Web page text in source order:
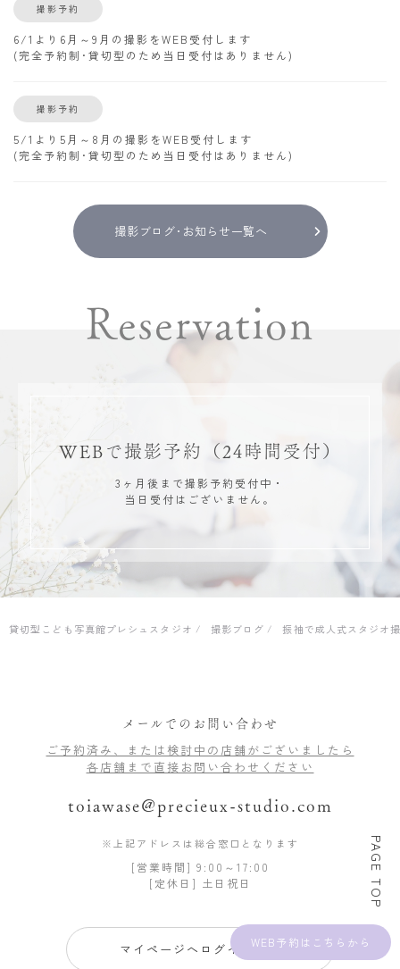
WEB予約
撮影予約
6/1より6月～9月の撮影をWEB受付します
(完全予約制･貸切型のため当日受付はありません)
撮影予約
5/1より5月～8月の撮影をWEB受付します
(完全予約制･貸切型のため当日受付はありません)
撮影ブログ･お知らせ一覧へ
Reservation
WEBで撮影予約 （24時間受付）
3ヶ月後まで撮影予約受付中・
当日受付はございません。
貸切型こども写真館プレシュスタジオ 撮影ブログ 振袖で成人式スタジオ
メールでのお問い合わせ
ご予約済み、または検討中の店舗がございましたら
各店舗まで直接お問い合わせください
toiawase@precieux-studio.com
※上記アドレスは総合窓口となります
[営業時間] 9:00～17:00
[定休日] 土日祝日
マイページへログインする
PAGE TOP